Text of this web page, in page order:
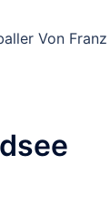
Von Franz